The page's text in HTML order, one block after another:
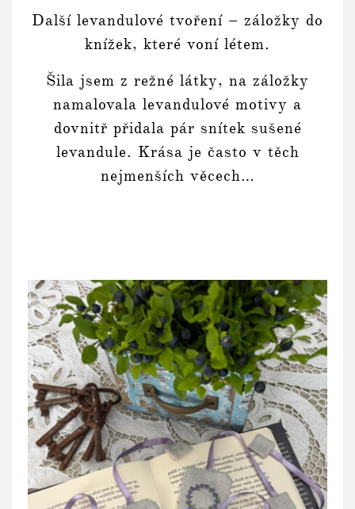
Další levandulové tvoření – záložky do
knížek, které voní létem.
Šila jsem z režné látky, na záložky
namalovala levandulové motivy a
dovnitř přidala pár snítek sušené
levandule. Krása je často v těch
nejmenších věcech…